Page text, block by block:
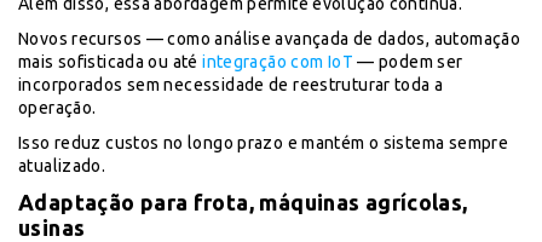
Novos recursos — como análise avançada de dados, automação
mais sofisticada ou atéintegração com IoT — podem ser
incorporados sem necessidade de reestruturar toda a
operação.
Isso reduz custos no longo prazo e mantém o sistema sempre
atualizado.
Adaptação para frota, máquinas agrícolas,
usinas